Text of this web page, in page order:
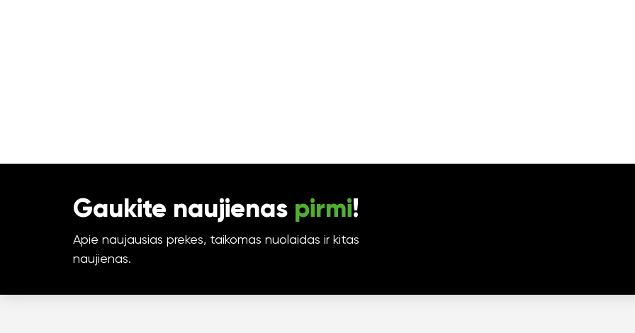
Gaukite naujienas pirmi!
Apie naujausias prekes, taikomas nuolaidas ir kitas
naujienas.